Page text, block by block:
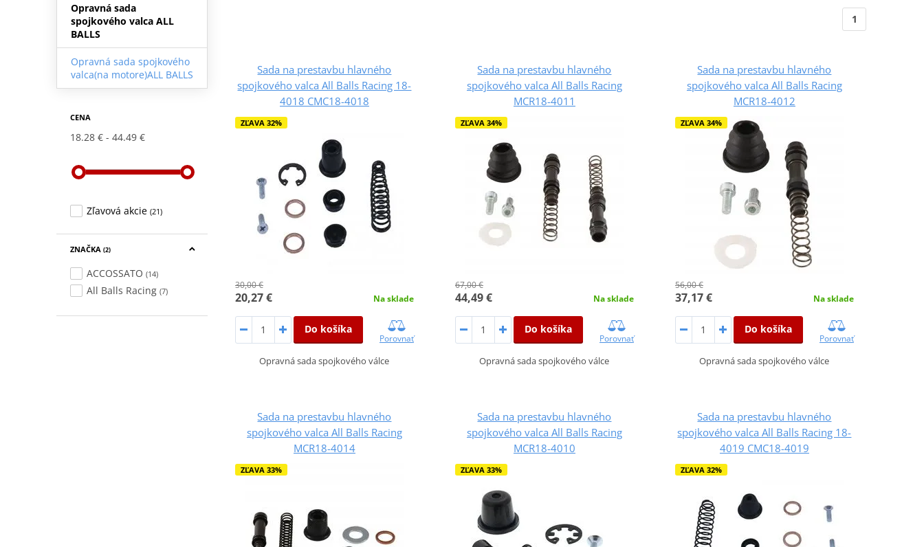
Opravná sada
spojkového valca ALL
BALLS
Opravná sada spojkového
valca(na motore)ALL BALLS
CENA
18.28 € 44.49 €
Zľavová akcie (21)
ZNAČKA (2)
ACCOSSATO (14)
All Balls Racing (7)
1
Sada na prestavbu hlavného
spojkového valca All Balls Racing 18-
4018 CMC18-4018
ZĽAVA 32%
30,00 €
20,27 € Na sklade
Do košíka
Porovnať
Opravná sada spojkového válce
Sada na prestavbu hlavného
spojkového valca All Balls Racing
MCR18-4011
ZĽAVA 34%
67,00 €
44,49 € Na sklade
Do košíka
Porovnať
Opravná sada spojkového válce
Sada na prestavbu hlavného
spojkového valca All Balls Racing
MCR18-4012
ZĽAVA 34%
56,00 €
37,17 € Na sklade
Do košíka
Porovnať
Opravná sada spojkového válce
Sada na prestavbu hlavného
spojkového valca All Balls Racing
MCR18-4014
ZĽAVA 33%
Sada na prestavbu hlavného
spojkového valca All Balls Racing
MCR18-4010
ZĽAVA 33%
Sada na prestavbu hlavného
spojkového valca All Balls Racing 18-
4019 CMC18-4019
ZĽAVA 32%